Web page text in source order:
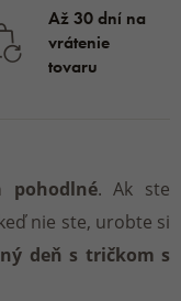
Až 30 dní na
vrátenie
tovaru
pohodlné. Ak ste
nie ste, urobte si
deň s tričkom s